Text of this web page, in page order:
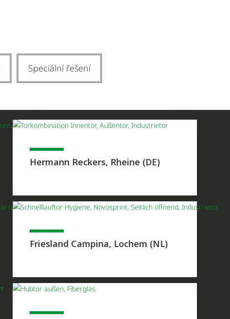
Speciální řešení
Hermann Reckers, Rheine (DE)
Friesland Campina, Lochem (NL)